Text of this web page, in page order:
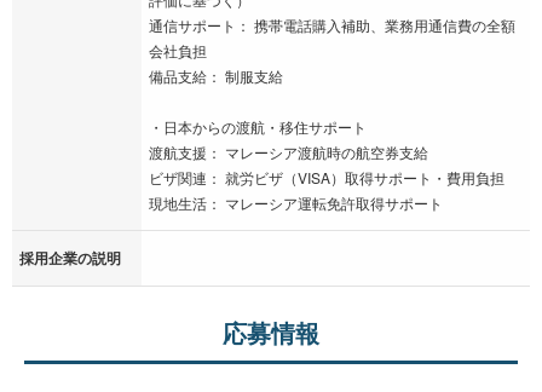
通信サポート： 携帯電話購入補助、業務用通信費の全額
会社負担
備品支給： 制服支給
・日本からの渡航・移住サポート
渡航支援： マレーシア渡航時の航空券支給
ビザ関連： 就労ビザ（VISA）取得サポート・費用負担
現地生活： マレーシア運転免許取得サポート
採用企業の説明
応募情報